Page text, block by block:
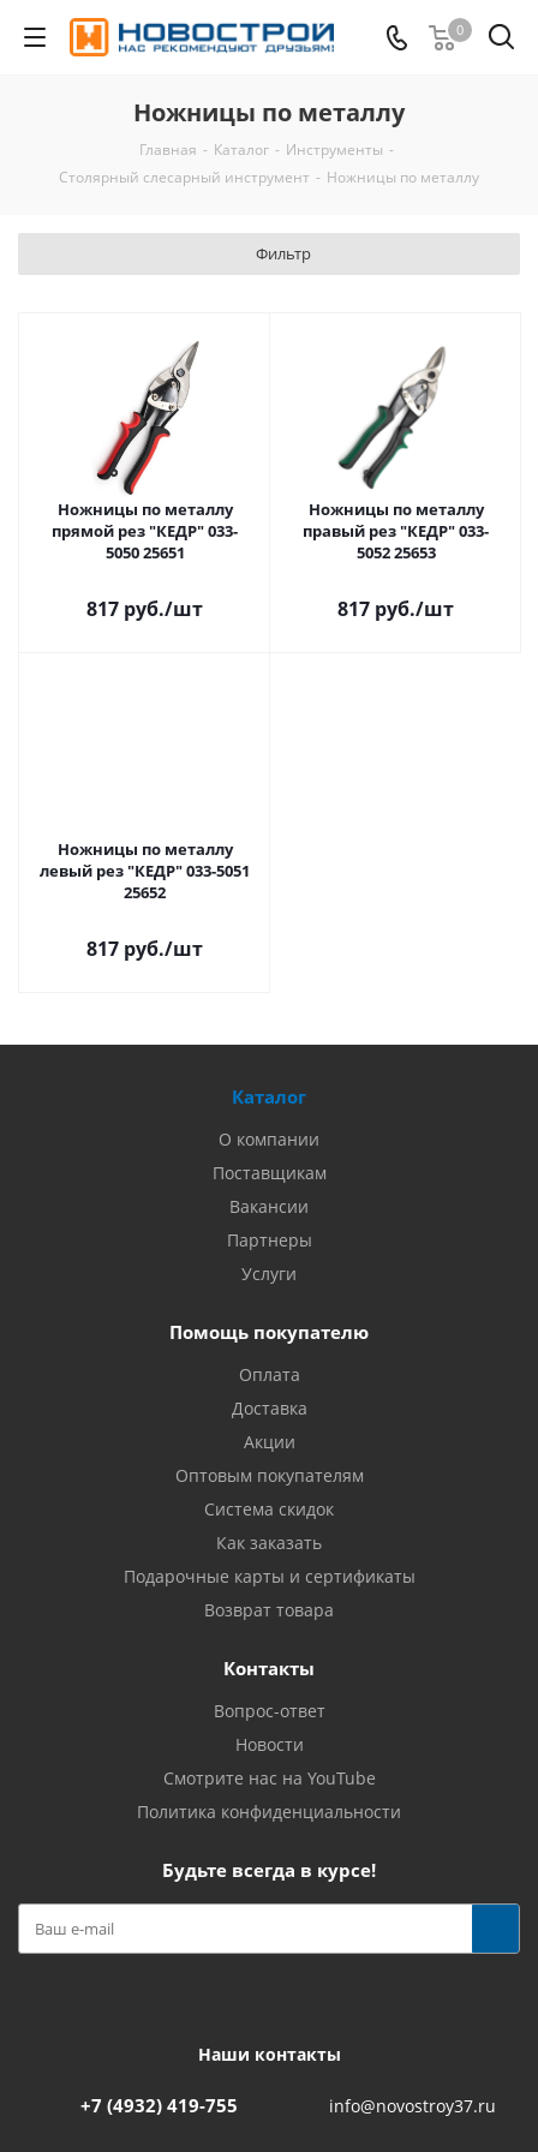
0
Ножницы по металлу
Главная - Каталог - Инструменты -
Столярный слесарный инструмент - Ножницы по металлу
Фильтр
Ножницы по металлу
прямой рез "КЕДР" 033-
5050 25651
817 руб./шт
Ножницы по металлу
правый рез "КЕДР" 033-
5052 25653
817 руб./шт
Ножницы по металлу
левый рез "КЕДР" 033-5051
25652
817 руб./шт
Каталог
О компании
Поставщикам
Вакансии
Партнеры
Услуги
Помощь покупателю
Оплата
Доставка
Акции
Оптовым покупателям
Система скидок
Как заказать
Подарочные карты и сертификаты
Возврат товара
Контакты
Вопрос-ответ
Новости
Смотрите нас на YouTube
Политика конфиденциальности
Будьте всегда в курсе!
Наши контакты
+7 (4932) 419-755 info@novostroy37.ru